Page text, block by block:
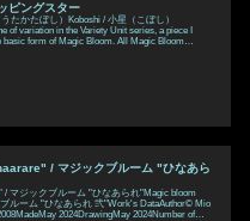
ピングスター
たかたぼし）Koboshi / 小星（こぼし）
of variation in the Variety Unit series, a piece I
basic form of Magic Bloom. All Magic Bloom
/ マジックブルーム "ひなあら
/ マジックブルーム "ひなあられ"Magic bloom
ルーム "ひなあられ 弐"Work's DataAuthor© Mio
2024DrawingMay 2024Number of